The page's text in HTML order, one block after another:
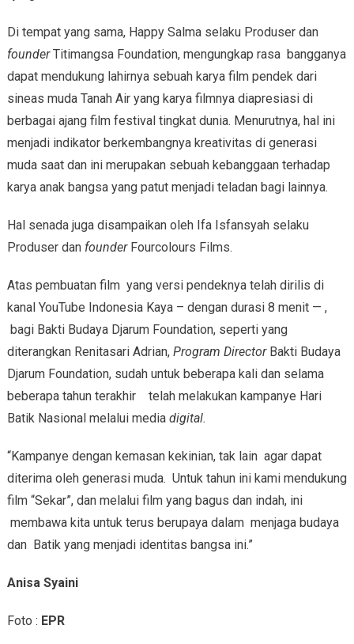
Di tempat yang sama, Happy Salma selaku Produser dan
founderTitimangsa Foundation, mengungkap rasa bangganya
dapat mendukung lahirnya sebuah karya film pendek dari
sineas muda Tanah Air yang karya filmnya diapresiasi di
berbagai ajang film festival tingkat dunia. Menurutnya, hal ini
menjadi indikator berkembangnya kreativitas di generasi
muda saat dan ini merupakan sebuah kebanggaan terhadap
karya anak bangsa yang patut menjadi teladan bagi lainnya.
Hal senada juga disampaikan oleh Ifa Isfansyah selaku
Produser dan founderFourcolours Films.
Atas pembuatan film yang versi pendeknya telah dirilis di
kanal YouTube Indonesia Kaya – dengan durasi 8 menit — ,
bagi Bakti Budaya Djarum Foundation, seperti yang
diterangkan Renitasari Adrian, Program DirectorBakti Budaya
Djarum Foundation, sudah untuk beberapa kali dan selama
beberapa tahun terakhir telah melakukan kampanye Hari
Batik Nasional melalui media digital.
“Kampanye dengan kemasan kekinian, tak lain agar dapat
diterima oleh generasi muda. Untuk tahun ini kami mendukung
film “Sekar”, dan melalui film yang bagus dan indah, ini
membawa kita untuk terus berupaya dalam menjaga budaya
dan Batik yang menjadi identitas bangsa ini.”
Anisa Syaini
Foto : EPR